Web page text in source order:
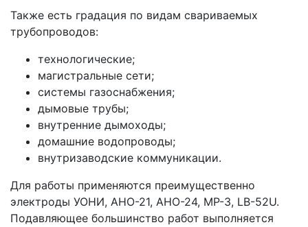
Также есть градация по видам свариваемых
трубопроводов:
технологические;
магистральные сети;
системы газоснабжения;
дымовые трубы;
внутренние дымоходы;
домашние водопроводы;
внутризаводские коммуникации.
Для работы применяются преимущественно
электроды УОНИ, АНО-21, АНО-24, МР-3, LB-52U.
Подавляющее большинство работ выполняется